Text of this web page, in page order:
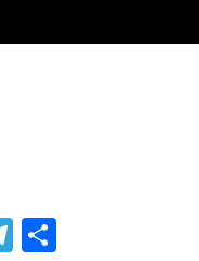
Telegram